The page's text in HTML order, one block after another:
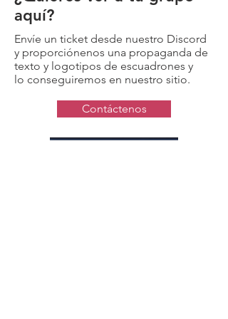
aquí?
Envíe un ticket desde nuestro Discord
y proporciónenos una propaganda de
texto y logotipos de escuadrones y
lo conseguiremos en nuestro sitio.
Contáctenos